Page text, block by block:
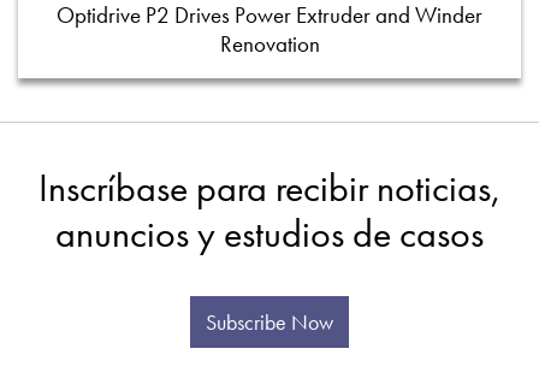
Optidrive P2 Drives Power Extruder and Winder
Renovation
Inscríbase para recibir noticias,
anuncios y estudios de casos
Subscribe Now